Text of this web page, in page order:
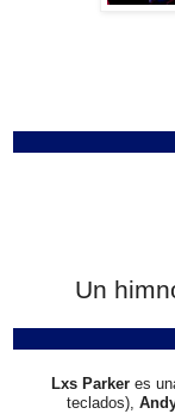
Un
Lxs Parker es
teclados),